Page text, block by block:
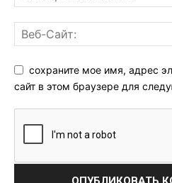
сохраните мое имя, адрес
сайт в этом браузере для